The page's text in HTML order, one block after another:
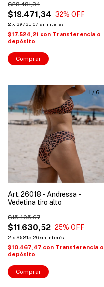
$19.471,34
$28.481,34
32% OFF
2 x $9.735,67 sin interés
$17.524,21 con Transferencia o
depósito
Comprar
1 / 6
Art. 26018 - Andressa -
Vedetina tiro alto
$11.630,52
$15.405,67
25% OFF
2 x $5.815,26 sin interés
$10.467,47 con Transferencia o
depósito
Comprar